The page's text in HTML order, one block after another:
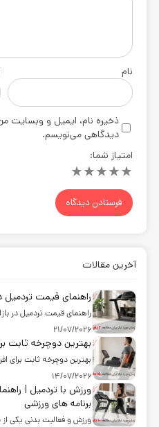
نام
ذخیره نام، ایمیل و وبسایت من
دیدگاهی می‌نویسم.
امتیاز شما:
★
★
★
★
★
آخرین مقالات
راهنمای قیمت تردمیل
راهنمای قیمت تردمیل در
21/07/2026
بهترین دوچرخه ثابت
بهترین دوچرخه ثابت برای
14/07/2026
ورزش با تردمیل |
برنامه های ورزشی
ورزش و فعالیت بدنی یکی